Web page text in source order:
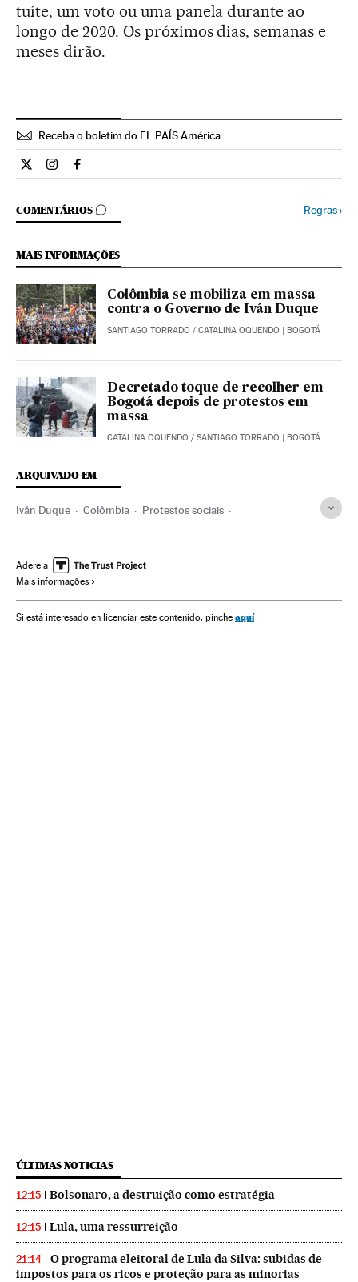
tuíte, um voto ou uma panela durante ao
longo de 2020. Os próximos dias, semanas e
meses dirão.
Receba o boletim do EL PAÍS América
Internacional El País Brasil en Twitter
Internacional El País Brasil en Instagram
Internacional El País Brasil en Facebook
COMENTÁRIOS
COMENTÁRIOS Regras›
MAIS INFORMAÇÕES
Colômbia se mobiliza em massa
contra o Governo de Iván Duque
SANTIAGO TORRADO / CATALINA OQUENDO | BOGOTÁ
Decretado toque de recolher em
Bogotá depois de protestos em
massa
CATALINA OQUENDO / SANTIAGO TORRADO | BOGOTÁ
ARQUIVADO EM
Iván Duque Colômbia Protestos sociais
América Problemas sociais
Adere a
Mais informações
Si está interesado en licenciar este contenido, pinche aquí
ÚLTIMAS NOTICIAS
12:15 Bolsonaro, a destruição como estratégia
12:15 Lula, uma ressurreição
21:14
O programa eleitoral de Lula da Silva: subidas de
impostos para os ricos e proteção para as minorias